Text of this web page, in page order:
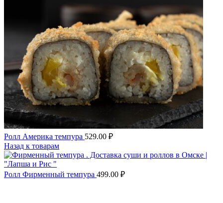
Ролл Америка темпура 529.00 ₽
Назад к товарам
Ролл Фирменный темпура 499.00 ₽